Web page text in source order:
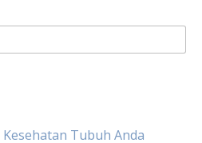
Tubuh Anda